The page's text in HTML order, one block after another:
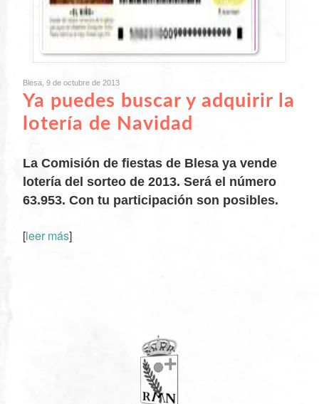
Blesa, 9 de octubre de 2013
Ya puedes buscar y adquirir la
lotería de Navidad
La Comisión de fiestas de Blesa ya vende
lotería del sorteo de 2013. Será el número
63.953. Con tu participación son posibles.
[leer más]